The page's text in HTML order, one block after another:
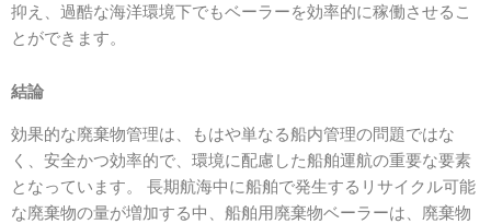
抑え、過酷な海洋環境下でもベーラーを効率的に稼働させるこ
とができます。
結論
効果的な廃棄物管理は、もはや単なる船内管理の問題ではな
く、安全かつ効率的で、環境に配慮した船舶運航の重要な要素
となっています。 長期航海中に船舶で発生するリサイクル可能
な廃棄物の量が増加する中、船舶用廃棄物ベーラーは、廃棄物